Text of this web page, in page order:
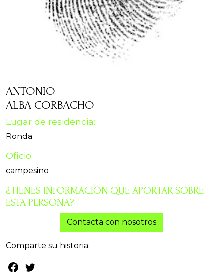
ANTONIO
ALBA CORBACHO
Lugar de residencia:
Ronda
Oficio:
campesino
¿TIENES INFORMACIÓN QUE APORTAR SOBRE
ESTA PERSONA?
Contacta con nosotros
Comparte su historia: